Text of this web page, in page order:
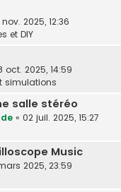
nov. 2025, 12:36
et DIY
oct. 2025, 14:59
simulations
salle stéréo
« 02 juil. 2025, 15:27
Music
2025, 23:59